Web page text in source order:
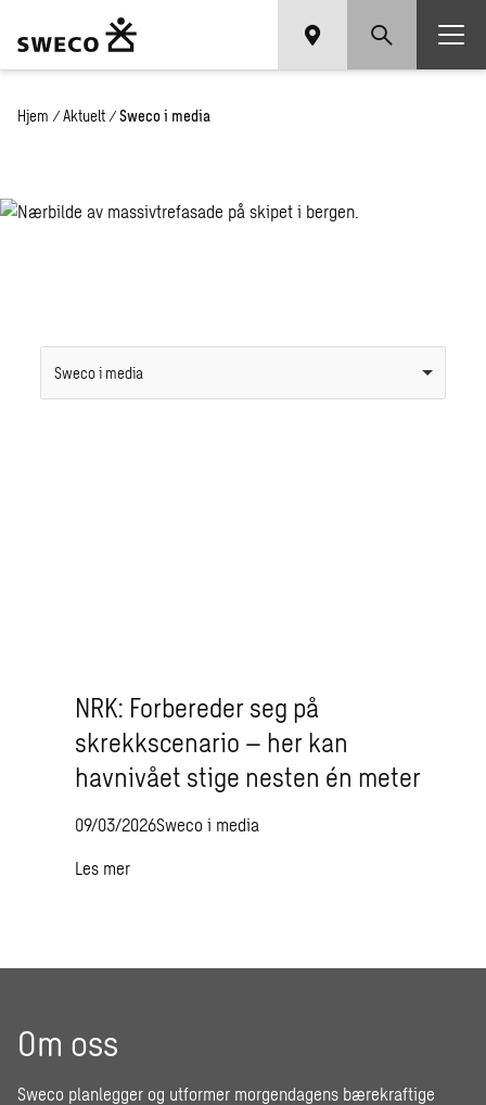
Hjem / Aktuelt / Sweco i media
Sweco i media
NRK: Forbereder seg på
skrekkscenario – her kan
havnivået stige nesten én meter
09/03/2026Sweco i media
Les mer
Om oss
Sweco planlegger og utformer morgendagens bærekraftige